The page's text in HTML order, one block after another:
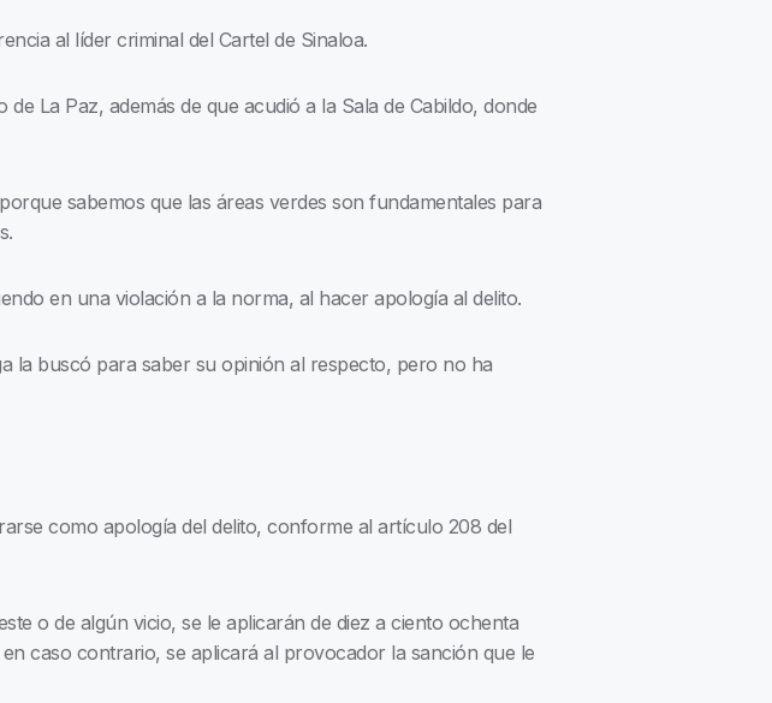
al líder criminal del Cartel de Sinaloa.
La Paz, además de que acudió a la Sala de Cabildo, donde
sabemos que las áreas verdes son fundamentales para
en una violación a la norma, al hacer apología al delito.
la buscó para saber su opinión al respecto, pero no ha
como apología del delito, conforme al artículo 208 del
o de algún vicio, se le aplicarán de diez a ciento ochenta
caso contrario, se aplicará al provocador la sanción que le